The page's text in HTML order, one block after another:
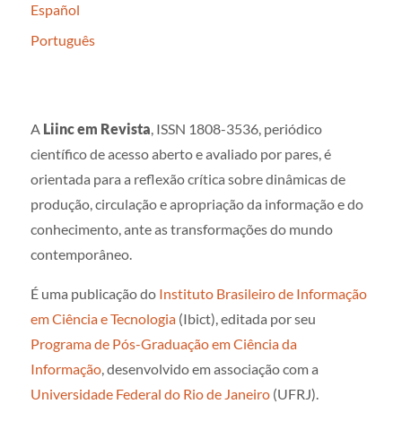
Español
Português
A Liinc em Revista, ISSN 1808-3536, periódico
científico de acesso aberto e avaliado por pares, é
orientada para a reflexão crítica sobre dinâmicas de
produção, circulação e apropriação da informação e do
conhecimento, ante as transformações do mundo
contemporâneo.
É uma publicação do Instituto Brasileiro de Informação
em Ciência e Tecnologia (Ibict), editada por seu
Programa de Pós-Graduação em Ciência da
Informação, desenvolvido em associação com a
Universidade Federal do Rio de Janeiro (UFRJ).